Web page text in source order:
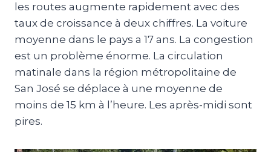
les routes augmente rapidement avec des
taux de croissance à deux chiffres. La voiture
moyenne dans le pays a 17 ans. La congestion
est un problème énorme. La circulation
matinale dans la région métropolitaine de
San José se déplace à une moyenne de
moins de 15 km à l’heure. Les après-midi sont
pires.